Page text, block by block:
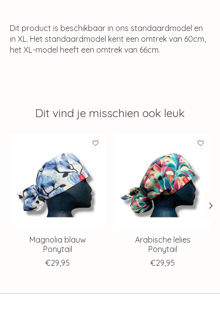
Dit product is beschikbaar in ons standaardmodel en
in XL. Het standaardmodel kent een omtrek van 60cm,
het XL-model heeft een omtrek van 66cm.
Dit vind je misschien ook leuk
Items van productcarrousel
Magnolia blauw
Ponytail
€29,95
Arabische lelies
Ponytail
€29,95